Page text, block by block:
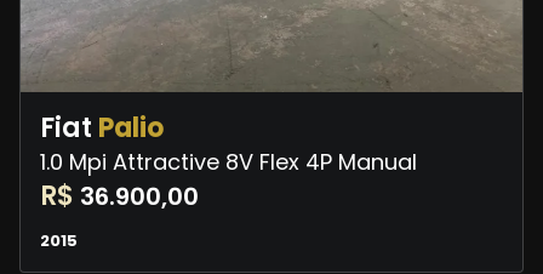
Fiat Palio
1.0 Mpi Attractive 8V Flex 4P Manual
R$ 36.900,00
2015